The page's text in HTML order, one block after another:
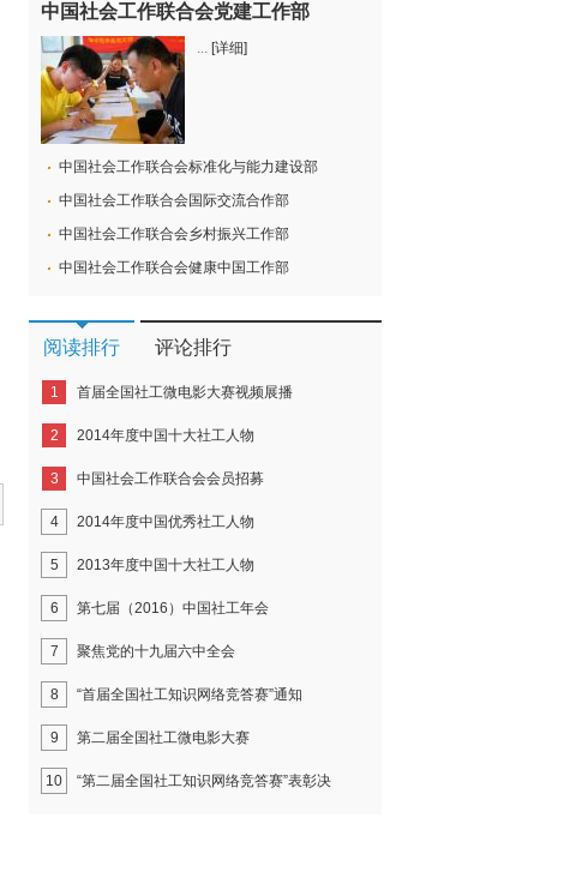
中国社会工作联合会党建工作部
... [详细]
中国社会工作联合会标准化与能力建设部
中国社会工作联合会国际交流合作部
中国社会工作联合会乡村振兴工作部
中国社会工作联合会健康中国工作部
阅读排行 评论排行
1 首届全国社工微电影大赛视频展播
2 2014年度中国十大社工人物
3 中国社会工作联合会会员招募
4 2014年度中国优秀社工人物
5 2013年度中国十大社工人物
6 第七届（2016）中国社工年会
7 聚焦党的十九届六中全会
8 “首届全国社工知识网络竞答赛”通知
9 第二届全国社工微电影大赛
10 “第二届全国社工知识网络竞答赛”表彰决